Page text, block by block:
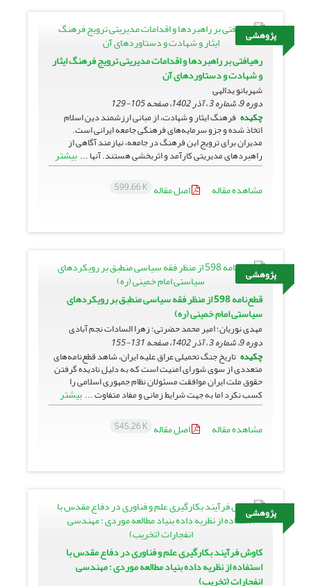
پژوهشی
رهیافتی بر راهبردها و اقدامات مدیریتی ترویج فرهنگ ایثار
و شهادت و دستاوردهای آن
شهربانو یدالهی
دوره 9، شماره 3 ، آذر 1402، صفحه
105-129
چکیده فرهنگ ایثار و شهادت، از مبانی ارزشمند دین اسلام
اتخاذ شده و جزو سرمایه‌های فرهنگی جامعه ایرانی است.
مدیران برای ترویج این فرهنگ در جامعه، نیازمند آگاهی از
راهبردهای مدیریتی کارآمد و اثربخشی هستند. آنها ... بیشتر
مشاهده مقاله
اصل مقاله 599.66 K
پژوهشی
قطع‌نامه 598 از منظر فقه سیاسی منطبق بر رویکردهای
سیاستی امام خمینی (ره)
مهدی نوریان؛ امیر محمد حضرتی؛ زهرا السادات نجم آبادی
دوره 9، شماره 3 ، آذر 1402، صفحه
131-155
چکیده تاریخ جنگ تحمیلی عراق علیه ایران، شاهد قطع‌نامه‌های
متعددی از سوی شورای امنیت است که به دلیل نادیده گرفتن
حقوق ملت ایران موافقت مسئولان نظام جمهوری اسلامی را
کسب نکرد اما به جهت شرایط زمانی و مفاد متفاوت ... بیشتر
مشاهده مقاله
اصل مقاله 545.26 K
پژوهشی
کاوش فرآیند بکارگیری علم و فناوری در دفاع مقدس با
استفاده از نظریه داده بنیاد مطالعه موردی : مهندسی
انفجارات (تخریب)